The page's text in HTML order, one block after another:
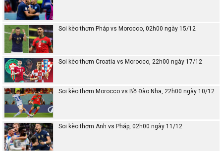
Soi kèo thơm Pháp vs Morocco, 02h00 ngày 15/12
Soi kèo thơm Croatia vs Morocco, 22h00 ngày 17/12
Soi kèo thơm Morocco vs Bồ Đào Nha, 22h00 ngày 10/12
Soi kèo thơm Anh vs Pháp, 02h00 ngày 11/12